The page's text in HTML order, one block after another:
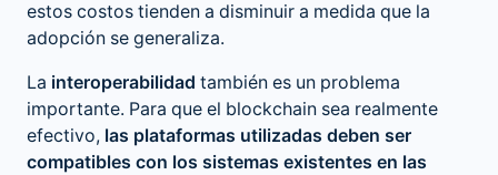
estos costos tienden a disminuir a medida que la
adopción se generaliza.
La interoperabilidad también es un problema
importante. Para que el blockchain sea realmente
efectivo, las plataformas utilizadas deben ser
compatibles con los sistemas existentes en las